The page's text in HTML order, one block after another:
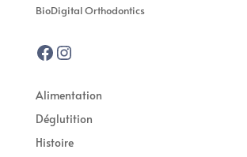
BioDigital Orthodontics
Facebook
Instagram
Alimentation
Déglutition
Histoire